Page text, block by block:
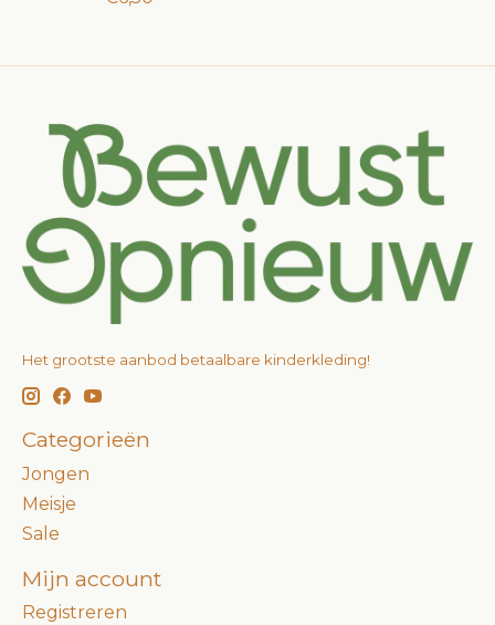
Het grootste aanbod betaalbare kinderkleding!
Categorieën
Jongen
Meisje
Sale
Mijn account
Registreren